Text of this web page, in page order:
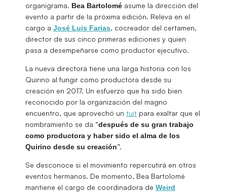
organigrama. Bea Bartolomé asume la dirección del
evento a partir de la próxima edición. Releva en el
cargo a José Luis Farias, cocreador del certamen,
director de sus cinco primeras ediciones y quien
pasa a desempeñarse como productor ejecutivo.
La nueva directora tiene una larga historia con los
Quirino al fungir como productora desde su
creación en 2017. Un esfuerzo que ha sido bien
reconocido por la organización del magno
encuentro, que aprovechó un tuit para exaltar que el
nombramiento se da “después de su gran trabajo
como productora y haber sido el alma de los
Quirino desde su creación”.
Se desconoce si el movimiento repercutirá en otros
eventos hermanos. De momento, Bea Bartolomé
mantiene el cargo de coordinadora de Weird